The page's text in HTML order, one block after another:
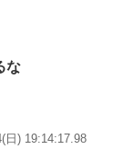
な
日) 19:14:17.98